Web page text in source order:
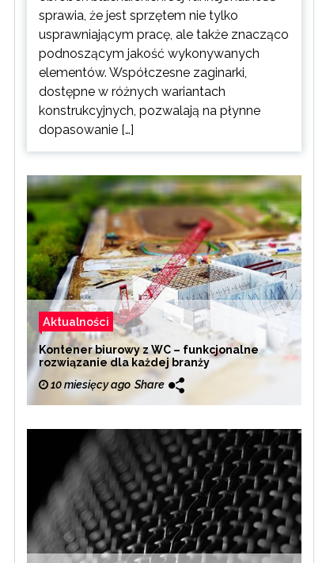
sprawia, że jest sprzętem nie tylko
usprawniającym pracę, ale także znacząco
podnoszącym jakość wykonywanych
elementów. Współczesne zaginarki,
dostępne w różnych wariantach
konstrukcyjnych, pozwalają na płynne
dopasowanie […]
Aktualności
Kontener biurowy z WC – funkcjonalne
rozwiązanie dla każdej branży
10 miesięcy ago Share